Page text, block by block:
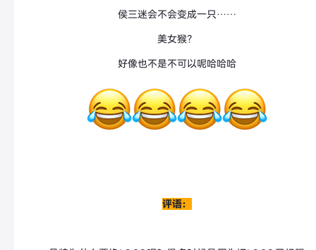
侯三迷会不会变成一只……
美女猴？
好像也不是不可以呢哈哈哈
评语：